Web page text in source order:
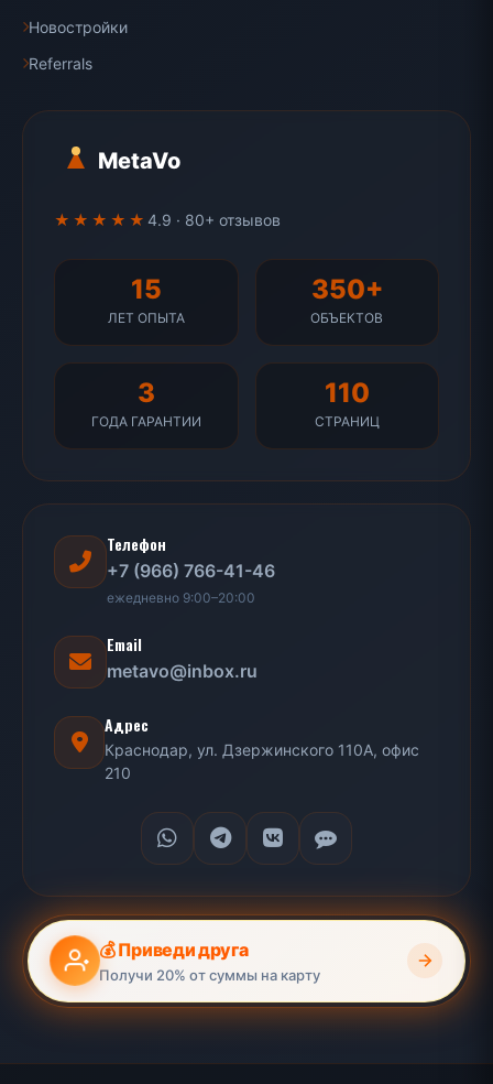
MetaVo
★★★★★ 4.9 · 80+ отзывов
15
ЛЕТ ОПЫТА
350+
ОБЪЕКТОВ
3
ГОДА ГАРАНТИИ
110
СТРАНИЦ
Новостройки
Referrals
Телефон
+7 (966) 766-41-46
ежедневно 9:00–20:00
Email
metavo@inbox.ru
Адрес
Краснодар, ул. Дзержинского 110А, офис
210
💰 Приведи друга
Получи 20% от суммы на карту